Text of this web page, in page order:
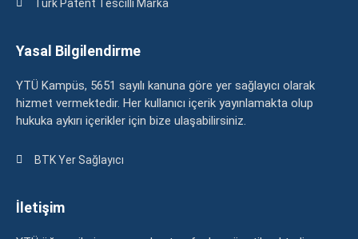
Türk Patent Tescilli Marka
Yasal Bilgilendirme
YTÜ Kampüs, 5651 sayılı kanuna göre yer sağlayıcı olarak
hizmet vermektedir. Her kullanıcı içerik yayınlamakta olup
hukuka aykırı içerikler için bize ulaşabilirsiniz.
BTK Yer Sağlayıcı
İletişim